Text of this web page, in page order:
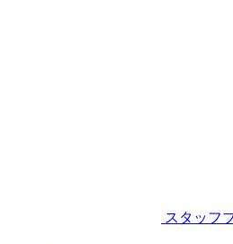
スタッフ